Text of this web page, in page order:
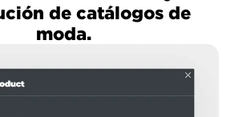
de catálogos de
moda.